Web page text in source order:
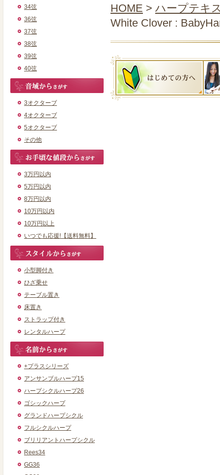
34弦
36弦
37弦
38弦
39弦
40弦
3オクターブ
4オクターブ
5オクターブ
その他
3万円以内
5万円以内
8万円以内
10万円以内
10万円以上
いつでも応援!【送料無料】
小型脚付き
ひざ乗せ
テーブル置き
床置き
ストラップ付き
レンタルハープ
+プラスシリーズ
アンサンブルハープ15
ハープシクルハープ26
ゴシックハープ
グランドハープシクル
フルシクルハープ
ブリリアントハープシクル
Rees34
GG36
HOME > ハープテキ
White Clover :